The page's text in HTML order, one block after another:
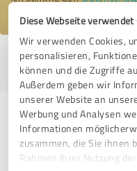
Diese Webseite verwendet
Wir verwenden Cookies,
personalisieren,
können und die Zugriffe
Außerdem geben wir
unserer Website an
Werbung und Analysen
Informationen
zusammen, die Sie ihnen
Rahmen Ihrer Nutzung
Profil aktiv seit 13.03.2022 |
Anbietern